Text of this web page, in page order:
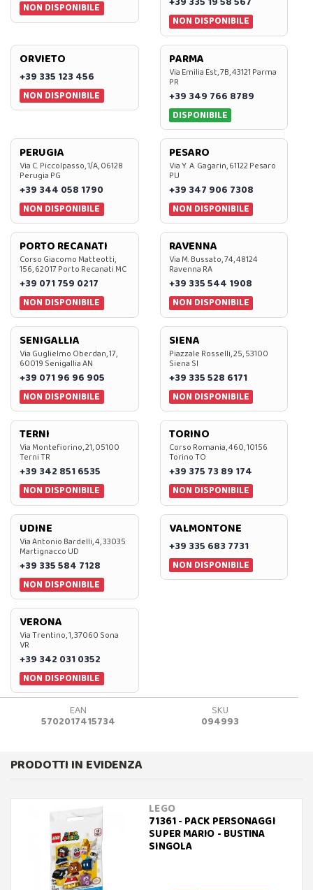
NON DISPONIBILE
NON DISPONIBILE
ORVIETO
+39 335 123 456
NON DISPONIBILE
PARMA
Via Emilia Est, 7B, 43121 Parma
PR
+39 349 766 8789
DISPONIBILE
PERUGIA
Via C. Piccolpasso, 1/A, 06128
Perugia PG
+39 344 058 1790
NON DISPONIBILE
PESARO
Via Y. A. Gagarin, 61122 Pesaro
PU
+39 347 906 7308
NON DISPONIBILE
PORTO RECANATI
Corso Giacomo Matteotti,
156, 62017 Porto Recanati MC
+39 071 759 0217
NON DISPONIBILE
RAVENNA
Via M. Bussato, 74, 48124
Ravenna RA
+39 335 544 1908
NON DISPONIBILE
SENIGALLIA
Via Guglielmo Oberdan, 17,
60019 Senigallia AN
+39 071 96 96 905
NON DISPONIBILE
SIENA
Piazzale Rosselli, 25, 53100
Siena SI
+39 335 528 6171
NON DISPONIBILE
TERNI
Via Montefiorino, 21, 05100
Terni TR
+39 342 851 6535
NON DISPONIBILE
TORINO
Corso Romania, 460, 10156
Torino TO
+39 375 73 89 174
NON DISPONIBILE
UDINE
Via Antonio Bardelli, 4, 33035
Martignacco UD
+39 335 584 7128
NON DISPONIBILE
VALMONTONE
+39 335 683 7731
NON DISPONIBILE
VERONA
Via Trentino, 1, 37060 Sona
VR
+39 342 031 0352
NON DISPONIBILE
EAN
5702017415734
SKU
094993
PRODOTTI IN EVIDENZA
LEGO
71361 - PACK PERSONAGGI
SUPER MARIO - BUSTINA
SINGOLA